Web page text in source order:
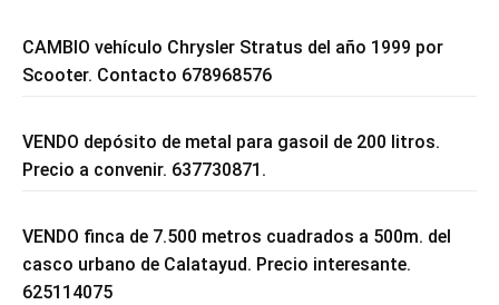
CAMBIO vehículo Chrysler Stratus del año 1999 por
Scooter. Contacto 678968576
VENDO depósito de metal para gasoil de 200 litros.
Precio a convenir. 637730871.
VENDO finca de 7.500 metros cuadrados a 500m. del
casco urbano de Calatayud. Precio interesante.
625114075